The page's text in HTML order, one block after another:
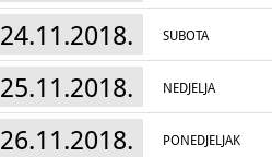
24.11.2018. SUBOTA
25.11.2018. NEDJELJA
26.11.2018. PONEDJELJAK